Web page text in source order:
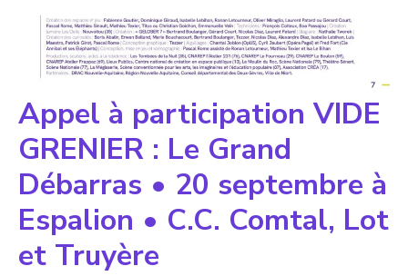
Appel à participation VIDE
GRENIER : Le Grand
Débarras • 20 septembre à
Espalion • C.C. Comtal, Lot
et Truyère